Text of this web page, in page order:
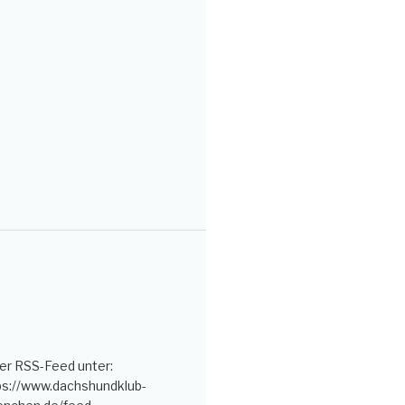
RSS-Feed unter:
www.dachshundklub-